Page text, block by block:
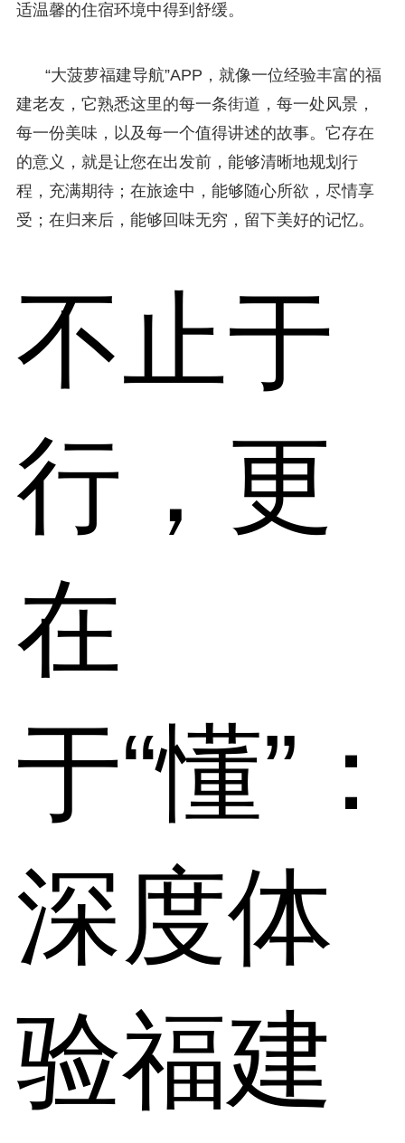
适温馨的住宿环境中得到舒缓。
“大菠萝福建导航”APP，就像一位经验丰富的福
建老友，它熟悉这里的每一条街道，每一处风景，
每一份美味，以及每一个值得讲述的故事。它存在
的意义，就是让您在出发前，能够清晰地规划行
程，充满期待；在旅途中，能够随心所欲，尽情享
受；在归来后，能够回味无穷，留下美好的记忆。
不止于
行，更
在
于“懂”：
深度体
验福建